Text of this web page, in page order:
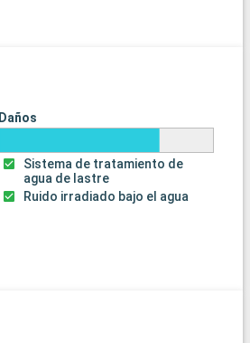
Daños
Sistema de tratamiento de
agua de lastre
Ruido irradiado bajo el agua